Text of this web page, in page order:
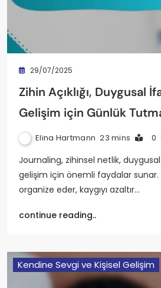
29/07/2025
Zihin Açıklığı, Duygusal
Gelişim için Günlük
Elina Hartmann 23 mins 0
Journaling, zihinsel netlik,
gelişim için önemli faydalar sunar.
organize eder, kaygıyı azaltır…
continue reading..
Kendine Sevgi ve Kişisel Gelişim